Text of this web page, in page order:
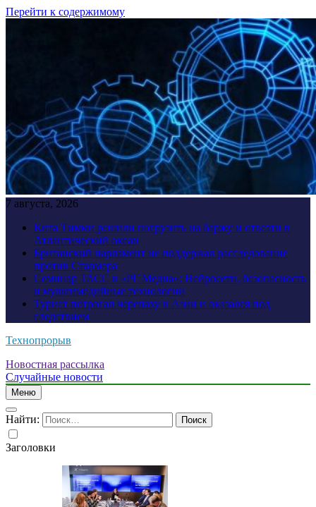
Перейти к содержимому
7 августа, 2026
Кита Тимми решили погрузить на баржу и отвезти в
Атлантический океан
Британский парламент не поддержал расследование
против Стармера
Семинар ТАСС в «РГ Медиа»: Нейросети, безопасность
и мультимедийные технологии
Турист потрогал черепаху в Азии и оказался под
следствием
Технопрорыв
Новостная рассылка
Случайные новости
Меню
Найти:
Заголовки